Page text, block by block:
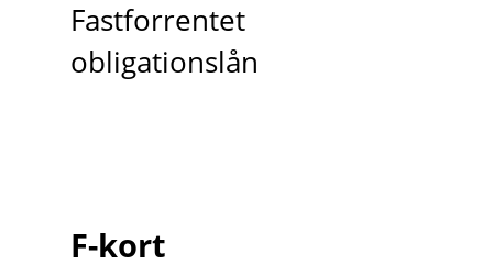
Fastforrentet
obligationslån
F-kort